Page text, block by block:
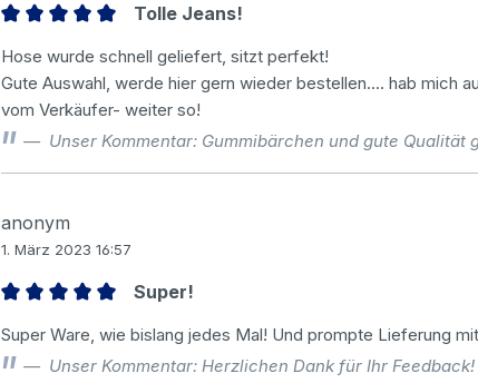
Tolle Jeans!
Hose wurde schnell geliefert, sitzt perfekt!
Gute Auswahl, werde hier gern wieder bestellen.... hab mich
vom Verkäufer- weiter so!
Unser Kommentar: Gummibärchen und gute Qualität
anonym
1. März 2023 16:57
Super!
Super Ware, wie bislang jedes Mal! Und prompte Lieferung
Unser Kommentar: Herzlichen Dank für Ihr Feedback!